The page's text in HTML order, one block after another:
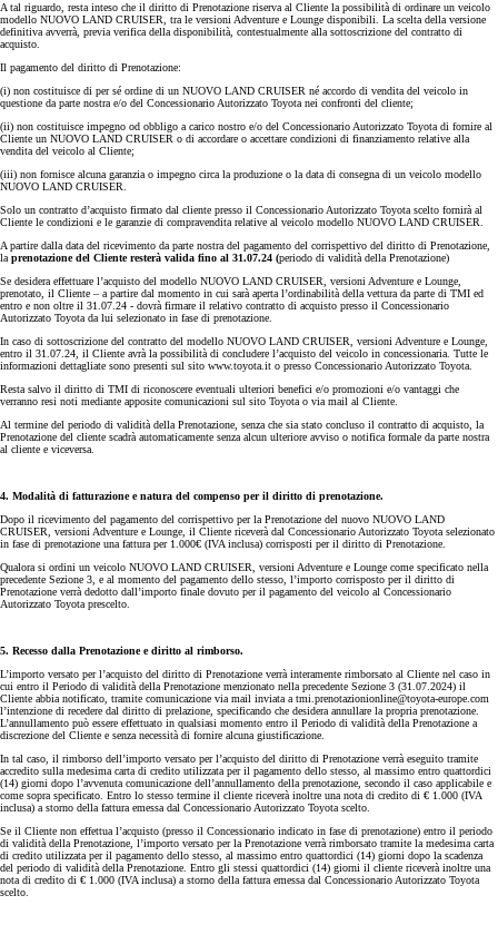
A tal riguardo, resta inteso che il diritto di Prenotazione riserva al Cliente la possibilità di ordinare un veicolo
modello NUOVO LAND CRUISER, tra le versioni Adventure e Lounge disponibili. La scelta della versione
definitiva avverrà, previa verifica della disponibilità, contestualmente alla sottoscrizione del contratto di
acquisto.
Il pagamento del diritto di Prenotazione:
(i) non costituisce di per sé ordine di un NUOVO LAND CRUISER né accordo di vendita del veicolo in
questione da parte nostra e/o del Concessionario Autorizzato Toyota nei confronti del cliente;
(ii) non costituisce impegno od obbligo a carico nostro e/o del Concessionario Autorizzato Toyota di fornire al
Cliente un NUOVO LAND CRUISER o di accordare o accettare condizioni di finanziamento relative alla
vendita del veicolo al Cliente;
(iii) non fornisce alcuna garanzia o impegno circa la produzione o la data di consegna di un veicolo modello
NUOVO LAND CRUISER.
Solo un contratto d’acquisto firmato dal cliente presso il Concessionario Autorizzato Toyota scelto fornirà al
Cliente le condizioni e le garanzie di compravendita relative al veicolo modello NUOVO LAND CRUISER.
A partire dalla data del ricevimento da parte nostra del pagamento del corrispettivo del diritto di Prenotazione,
laprenotazione del Cliente resterà valida fino al 31.07.24 (periodo di validità della Prenotazione)
Se desidera effettuare l’acquisto del modello NUOVO LAND CRUISER, versioni Adventure e Lounge,
prenotato, il Cliente – a partire dal momento in cui sarà aperta l’ordinabilità della vettura da parte di TMI ed
entro e non oltre il 31.07.24 - dovrà firmare il relativo contratto di acquisto presso il Concessionario
Autorizzato Toyota da lui selezionato in fase di prenotazione.
In caso di sottoscrizione del contratto del modello NUOVO LAND CRUISER, versioni Adventure e Lounge,
entro il 31.07.24, il Cliente avrà la possibilità di concludere l’acquisto del veicolo in concessionaria. Tutte le
informazioni dettagliate sono presenti sul sito www.toyota.it o presso Concessionario Autorizzato Toyota.
Resta salvo il diritto di TMI di riconoscere eventuali ulteriori benefici e/o promozioni e/o vantaggi che
verranno resi noti mediante apposite comunicazioni sul sito Toyota o via mail al Cliente.
Al termine del periodo di validità della Prenotazione, senza che sia stato concluso il contratto di acquisto, la
Prenotazione del cliente scadrà automaticamente senza alcun ulteriore avviso o notifica formale da parte nostra
al cliente e viceversa.
4. Modalità di fatturazione e natura del compenso per il diritto di prenotazione.
Dopo il ricevimento del pagamento del corrispettivo per la Prenotazione del nuovo NUOVO LAND
CRUISER, versioni Adventure e Lounge, il Cliente riceverà dal Concessionario Autorizzato Toyota selezionato
in fase di prenotazione una fattura per 1.000€ (IVA inclusa) corrisposti per il diritto di Prenotazione.
Qualora si ordini un veicolo NUOVO LAND CRUISER, versioni Adventure e Lounge come specificato nella
precedente Sezione 3, e al momento del pagamento dello stesso, l’importo corrisposto per il diritto di
Prenotazione verrà dedotto dall’importo finale dovuto per il pagamento del veicolo al Concessionario
Autorizzato Toyota prescelto.
5. Recesso dalla Prenotazione e diritto al rimborso.
L’importo versato per l’acquisto del diritto di Prenotazione verrà interamente rimborsato al Cliente nel caso in
cui entro il Periodo di validità della Prenotazione menzionato nella precedente Sezione 3 (31.07.2024) il
Cliente abbia notificato, tramite comunicazione via mail inviata a tmi.prenotazionionline@toyota-europe.com
l’intenzione di recedere dal diritto di prelazione, specificando che desidera annullare la propria prenotazione.
L’annullamento può essere effettuato in qualsiasi momento entro il Periodo di validità della Prenotazione a
discrezione del Cliente e senza necessità di fornire alcuna giustificazione.
In tal caso, il rimborso dell’importo versato per l’acquisto del diritto di Prenotazione verrà eseguito tramite
accredito sulla medesima carta di credito utilizzata per il pagamento dello stesso, al massimo entro quattordici
(14) giorni dopo l’avvenuta comunicazione dell’annullamento della prenotazione, secondo il caso applicabile e
come sopra specificato. Entro lo stesso termine il cliente riceverà inoltre una nota di credito di € 1.000 (IVA
inclusa) a storno della fattura emessa dal Concessionario Autorizzato Toyota scelto.
Se il Cliente non effettua l’acquisto (presso il Concessionario indicato in fase di prenotazione) entro il periodo
di validità della Prenotazione, l’importo versato per la Prenotazione verrà rimborsato tramite la medesima carta
di credito utilizzata per il pagamento dello stesso, al massimo entro quattordici (14) giorni dopo la scadenza
del periodo di validità della Prenotazione. Entro gli stessi quattordici (14) giorni il cliente riceverà inoltre una
nota di credito di € 1.000 (IVA inclusa) a storno della fattura emessa dal Concessionario Autorizzato Toyota
scelto.